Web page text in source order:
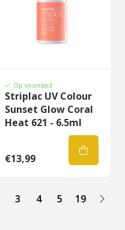
Op voorraad
Striplac UV Colour
Sunset Glow Coral
Heat 621 - 6.5ml
€13,99
3 4 5 19